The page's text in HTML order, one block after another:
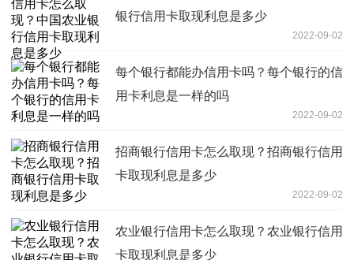
银行信用卡取现利息是多少
2022-09-02
每个银行都能办信用卡吗？每个银行的信
用卡利息是一样的吗
2022-09-02
招商银行信用卡怎么取现？招商银行信用
卡取现利息是多少
2022-09-02
农业银行信用卡怎么取现？农业银行信用
卡取现利息是多少